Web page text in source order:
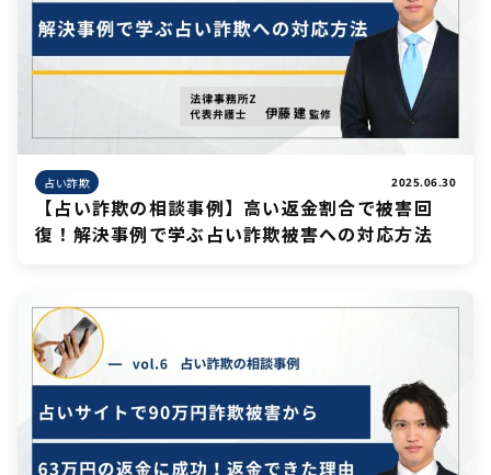
占い詐欺 2025.06.30
【占い詐欺の相談事例】高い返金割合で被害回
復！解決事例で学ぶ占い詐欺被害への対応方法